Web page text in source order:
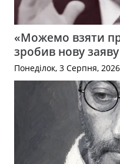
«Можемо взяти
зробив нову
Понеділок, 3 Серпня, 2026